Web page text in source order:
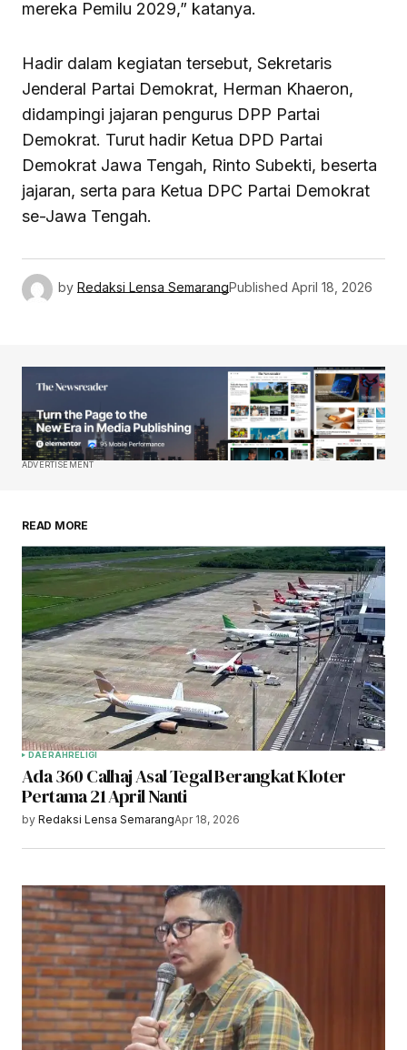
mereka Pemilu 2029,” katanya.
Hadir dalam kegiatan tersebut, Sekretaris
Jenderal Partai Demokrat, Herman Khaeron,
didampingi jajaran pengurus DPP Partai
Demokrat. Turut hadir Ketua DPD Partai
Demokrat Jawa Tengah, Rinto Subekti, beserta
jajaran, serta para Ketua DPC Partai Demokrat
se-Jawa Tengah.
by Redaksi Lensa SemarangPublished April 18, 2026
ADVERTISEMENT
READ MORE
DAERAH RELIGI
Ada 360 Calhaj Asal Tegal Berangkat Kloter
Pertama 21 April Nanti
by Redaksi Lensa SemarangApr 18, 2026